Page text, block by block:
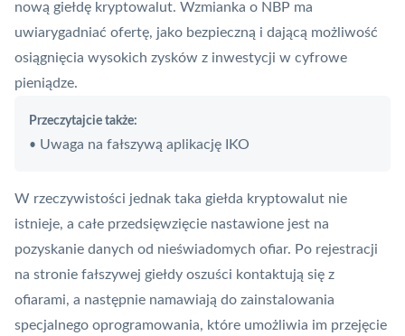
nową giełdę kryptowalut. Wzmianka o NBP ma
uwiarygadniać ofertę, jako bezpieczną i dającą możliwość
osiągnięcia wysokich zysków z inwestycji w cyfrowe
pieniądze.
Przeczytajcie także:
• Uwaga na fałszywą aplikację IKO
W rzeczywistości jednak taka giełda kryptowalut nie
istnieje, a całe przedsięwzięcie nastawione jest na
pozyskanie danych od nieświadomych ofiar. Po rejestracji
na stronie fałszywej giełdy oszuści kontaktują się z
ofiarami, a następnie namawiają do zainstalowania
specjalnego oprogramowania, które umożliwia im przejęcie